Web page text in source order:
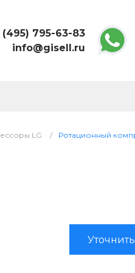
(495) 795-63-83
info@gisell.ru
LG / Ротационный